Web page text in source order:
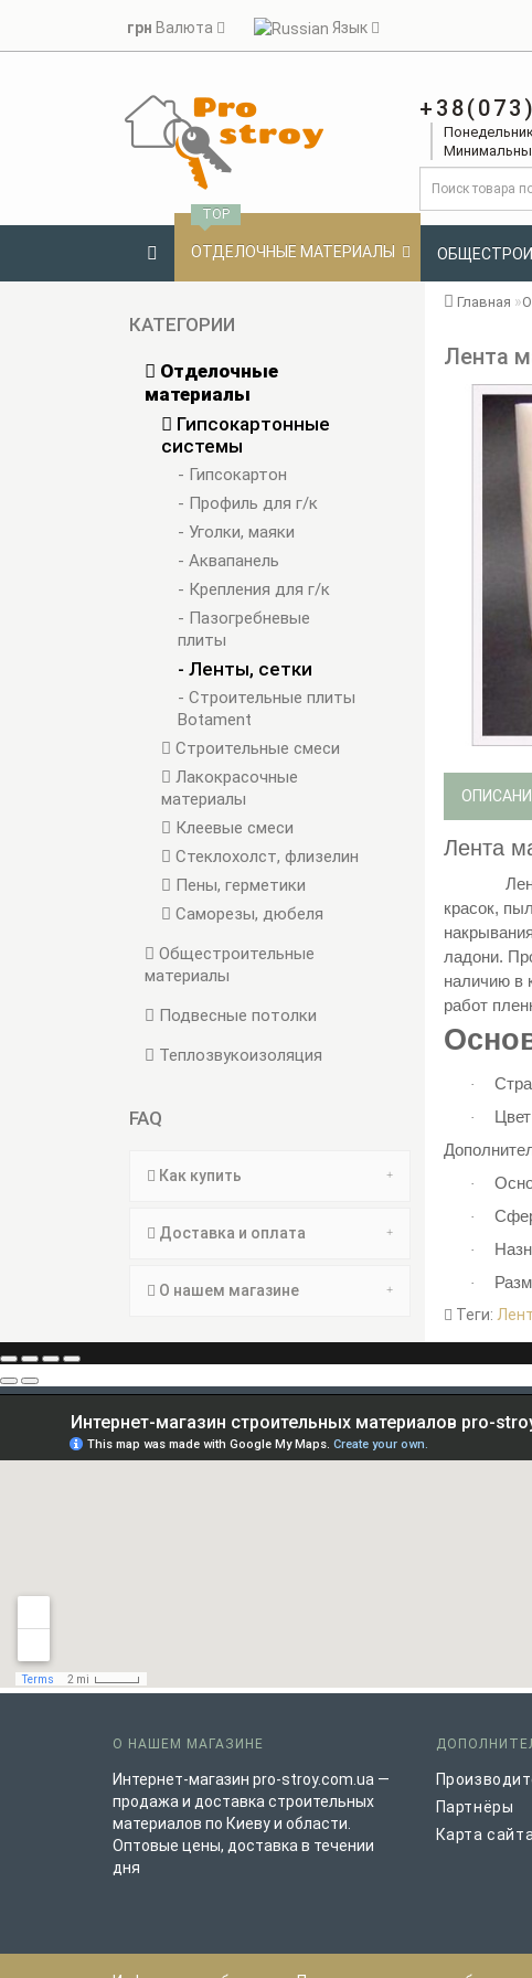
грн Валюта Язык
ОТДЕЛОЧНЫЕ МАТЕРИАЛЫ
TOP
КАТЕГОРИИ
Отделочные
материалы
Гипсокартонные
системы
- Гипсокартон
- Профиль для г/к
- Уголки, маяки
- Аквапанель
- Крепления для г/к
- Пазогребневые
плиты
- Ленты, сетки
- Строительные плиты
Botament
Строительные смеси
Лакокрасочные
материалы
Клеевые смеси
Стеклохолст, флизелин
Пены, герметики
Саморезы, дюбеля
Общестроительные
материалы
Подвесные потолки
Теплозвукоизоляция
FAQ
Как купить
Доставка и оплата
О нашем магазине
Главная
Лента
Лента
красок,
ладони.
наличию в
работ
·
·
·
·
·
·
Теги:
О НАШЕМ МАГАЗИНЕ
Интернет-магазин pro-stroy.com.ua —
продажа и доставка строительных
материалов по Киеву и области.
Оптовые цены, доставка в течении
дня
Партнёры
Карта сайта